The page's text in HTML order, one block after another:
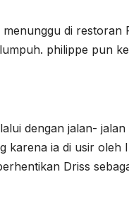
menunggu di
philippe pun
dengan jalan-
karena ia di usir
Driss